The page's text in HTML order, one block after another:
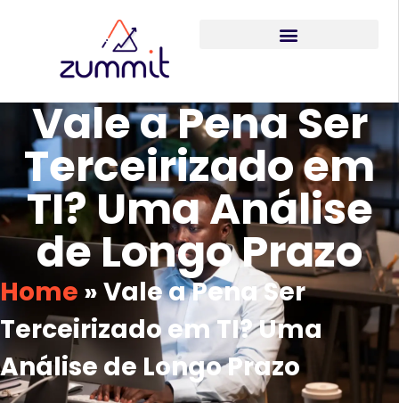
Vale a Pena Ser
Terceirizado em
TI? Uma Análise
de Longo Prazo
Home »Vale a Pena Ser
Terceirizado em TI? Uma
Análise de Longo Prazo